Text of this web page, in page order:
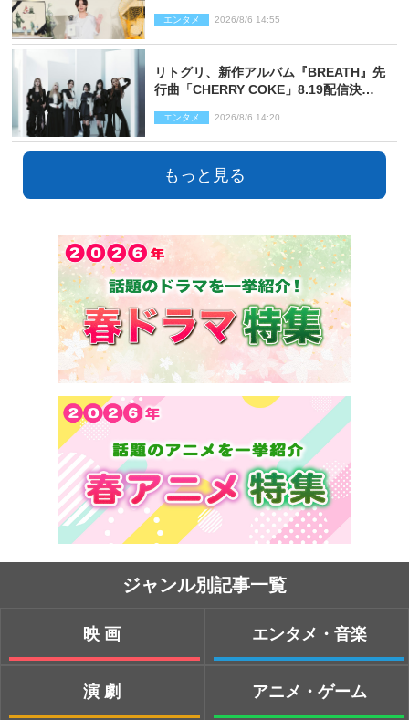
エンタメ 2026/8/6 14:55
リトグリ、新作アルバム『BREATH』先
行曲「CHERRY COKE」8.19配信決
エンタメ 2026/8/6 14:20
もっと見る
ジャンル別記事一覧
映画
演劇
エンタメ・音楽
アニメ・ゲーム